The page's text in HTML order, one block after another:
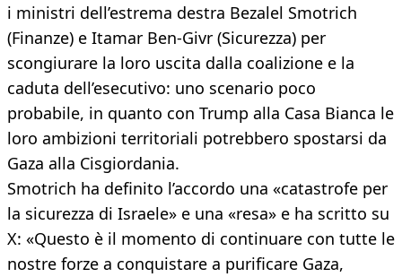
i ministri dell’estrema destra Bezalel Smotrich
(Finanze) e Itamar Ben-Givr (Sicurezza) per
scongiurare la loro uscita dalla coalizione e la
caduta dell’esecutivo: uno scenario poco
probabile, in quanto con Trump alla Casa Bianca le
loro ambizioni territoriali potrebbero spostarsi da
Gaza alla Cisgiordania.
Smotrich ha definito l’accordo una «catastrofe per
la sicurezza di Israele» e una «resa» e ha scritto su
X: «Questo è il momento di continuare con tutte le
nostre forze a conquistare a purificare Gaza,